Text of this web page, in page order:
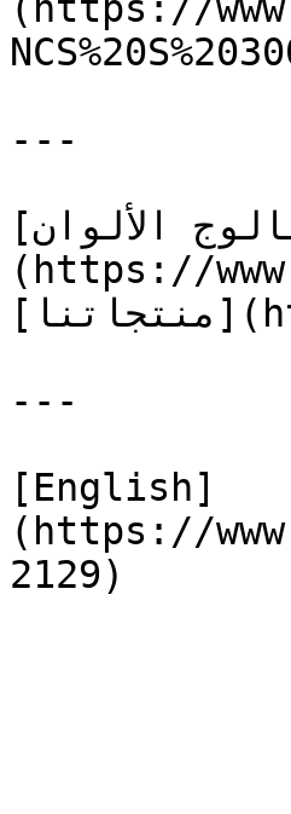
---
[كتالوج الألوان]
(https://
[منتجاتنا](https://www.timepaints.com/ar/products)
---
[English]
(https://
2129)